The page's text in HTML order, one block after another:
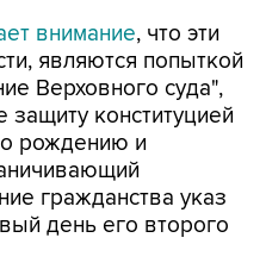
внимание, что эти
являются попыткой
Верховного суда",
конституцией
рождению и
гражданства указ
день его второго